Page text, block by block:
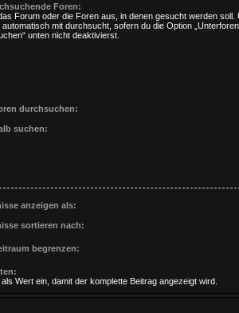
Foren:
Forum oder die Foren aus, in denen gesucht werden soll.
automatisch mit durchsucht, sofern du die Option „Unterforen
unten nicht deaktivierst.
durchsuchen:
suchen:
anzeigen als:
sortieren nach:
begrenzen:
als Wert ein, damit der komplette Beitrag angezeigt wird.